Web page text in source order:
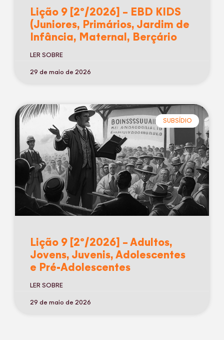
Lição 9 [2º/2026] – EBD KIDS
(Juniores, Primários, Jardim de
Infância, Maternal, Berçário
LER SOBRE
29 de maio de 2026
SUBSÍDIO
Lição 9 [2º/2026] – Adultos,
Jovens, Juvenis, Adolescentes
e Pré-Adolescentes
LER SOBRE
29 de maio de 2026